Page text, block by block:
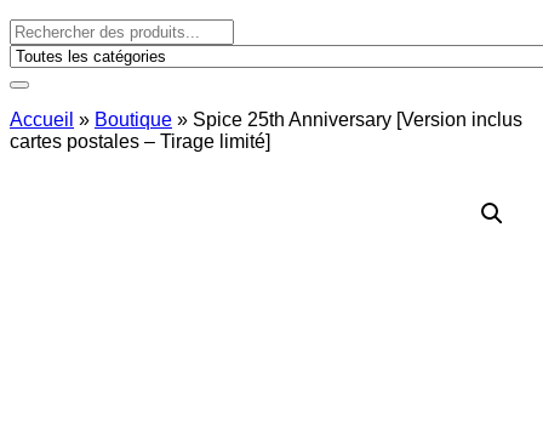
Accueil » Boutique » Spice 25th Anniversary [Version inclus
cartes postales – Tirage limité]